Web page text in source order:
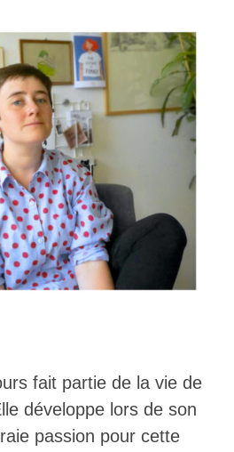
fait partie de la vie de
développe lors de son
passion pour cette